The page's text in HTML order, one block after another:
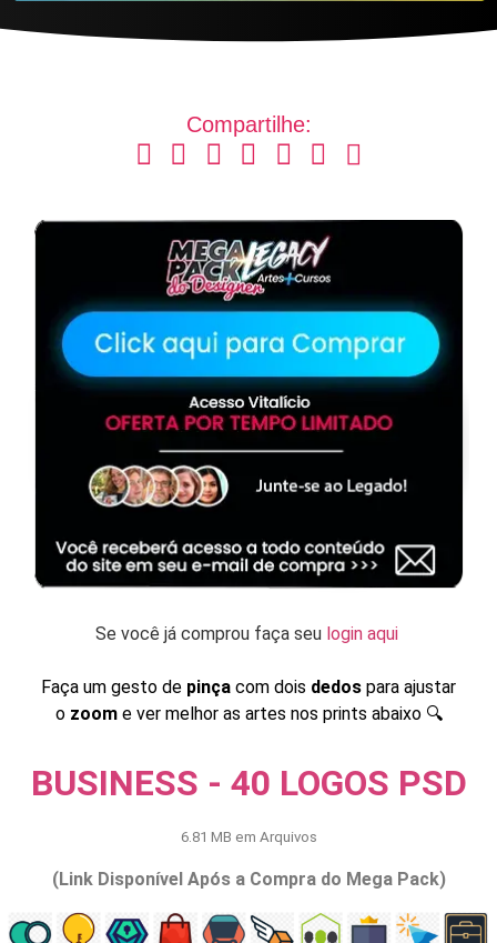
Compartilhe:
Se você já comprou faça seu login aqui
Faça um gesto de pinça com dois dedos para ajustar
o zoom e ver melhor as artes nos prints abaixo 🔍
BUSINESS - 40 LOGOS PSD
6.81 MB em Arquivos
(Link Disponível Após a Compra do Mega Pack)